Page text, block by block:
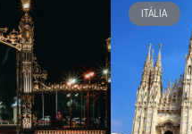
ITÁLIA